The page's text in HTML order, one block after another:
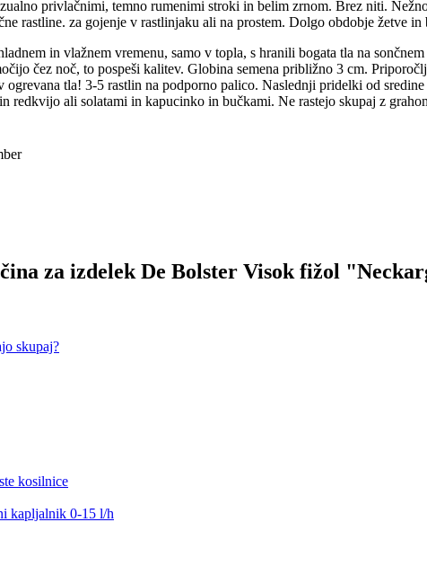
privlačnimi, temno rumenimi stroki in belim zrnom. Brez niti.
rastline. za gojenje v rastlinjaku ali na prostem. Dolgo obdobje žetve
in vlažnem vremenu, samo v topla, s hranili bogata tla na
čez noč, to pospeši kalitev. Globina semena približno 3 cm.
ogrevana tla! 3-5 rastlin na podporno palico. Naslednji pridelki od
redkvijo ali solatami in kapucinko in bučkami. Ne rastejo skupaj z
za izdelek De Bolster Visok fižol
skupaj?
kosilnice
kapljalnik 0-15 l/h